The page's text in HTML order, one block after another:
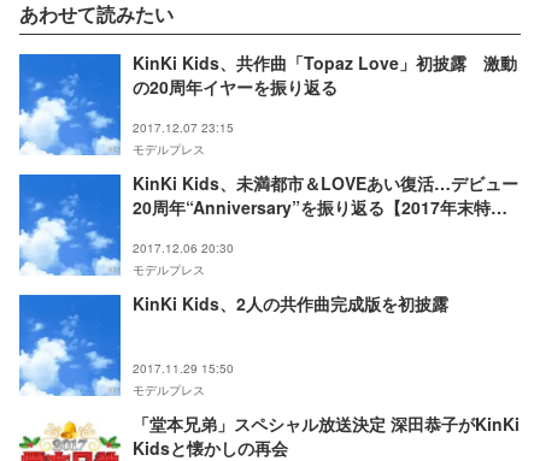
あわせて読みたい
KinKi Kids、共作曲「Topaz Love」初披露 激動
の20周年イヤーを振り返る
2017.12.07 23:15
モデルプレス
KinKi Kids、未満都市＆LOVEあい復活…デビュー
20周年“Anniversary”を振り返る【2017年末特
2017.12.06 20:30
モデルプレス
KinKi Kids、2人の共作曲完成版を初披露
2017.11.29 15:50
モデルプレス
「堂本兄弟」スペシャル放送決定 深田恭子がKinKi
Kidsと懐かしの再会